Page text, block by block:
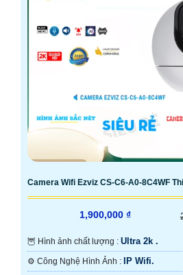
Camera Wifi Ezviz CS-C6-A0-8C4WF
1,900,000 ₫
🦉 Hình ảnh chất lượng : Ultra 2k .
⚙ Công Nghệ Hình Ảnh : IP Wifi.